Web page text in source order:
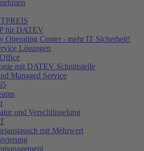
für DATEV
Operating Center - mehr IT Sicherheit!
Lösungen
mit DATEV Schnittstelle
Managed Service
und Verschlüsselung
mit Mehrwert